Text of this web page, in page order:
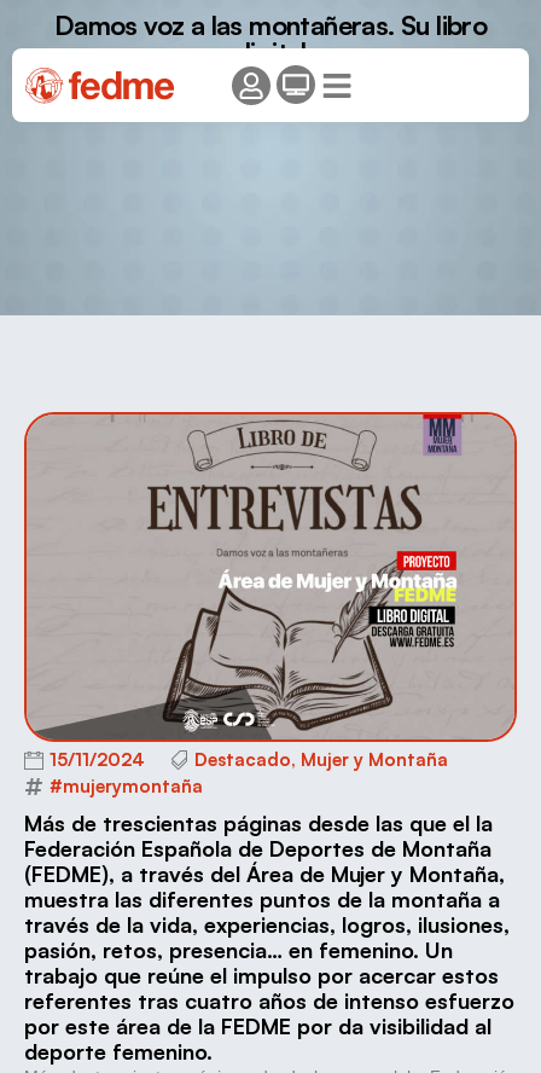
Damos voz a las montañeras. Su libro
digital
15/11/2024 Destacado, Mujer y Montaña
#mujerymontaña
Más de trescientas páginas desde las que el la
Federación Española de Deportes de Montaña
(FEDME), a través del Área de Mujer y Montaña,
muestra las diferentes puntos de la montaña a
través de la vida, experiencias, logros, ilusiones,
pasión, retos, presencia… en femenino. Un
trabajo que reúne el impulso por acercar estos
referentes tras cuatro años de intenso esfuerzo
por este área de la FEDME por da visibilidad al
deporte femenino.